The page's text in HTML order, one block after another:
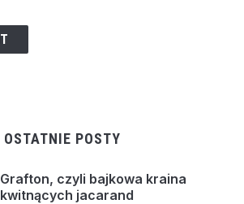
OSTATNIE POSTY
Grafton, czyli bajkowa kraina
kwitnących jacarand